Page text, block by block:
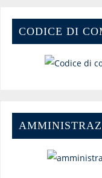
CODICE DI